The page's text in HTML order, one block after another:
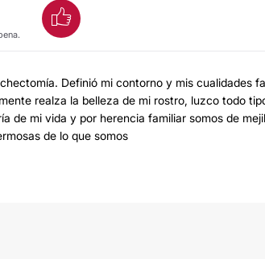
Definió mi contorno y mis cualidades
realza la belleza de mi rostro, luzco todo
de mi vida y por herencia familiar somos de
de lo que somos